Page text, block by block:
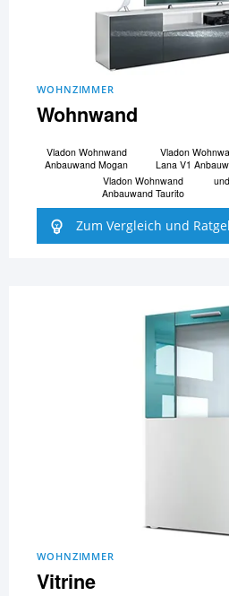
WOHNZIMMER
Wohnwand
Vladon Wohnwand
Anbauwand Mogan
Vladon
Lana V1
Vladon Wohnwand
Anbauwand Taurito
Zum Vergleich und
WOHNZIMMER
Vitrine